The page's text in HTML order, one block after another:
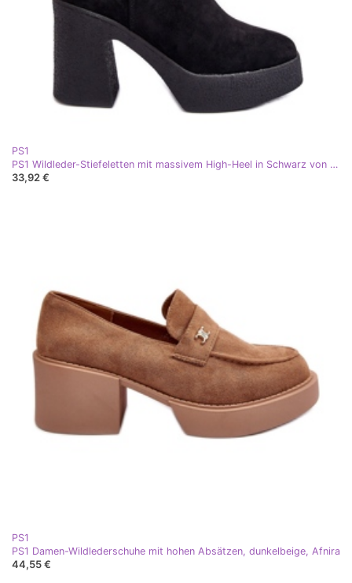
PS1
PS1 Wildleder-Stiefeletten mit massivem High-Heel in Schwarz von Sunilda
33,92 €
PS1
PS1 Damen-Wildlederschuhe mit hohen Absätzen, dunkelbeige, Afnira
44,55 €